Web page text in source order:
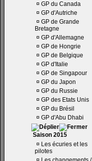
¤ GP du Canada
¤ GP d'Autriche
¤ GP de Grande
Bretagne
¤ GP d'Allemagne
¤ GP de Hongrie
¤ GP de Belgique
¤ GP d'Italie
¤ GP de Singapour
¤ GP du Japon
¤ GP du Russie
¤ GP des Etats Unis
¤ GP du Brésil
¤ GP d'Abu Dhabi
Saison 2015
¤ Les écuries et les
pilotes